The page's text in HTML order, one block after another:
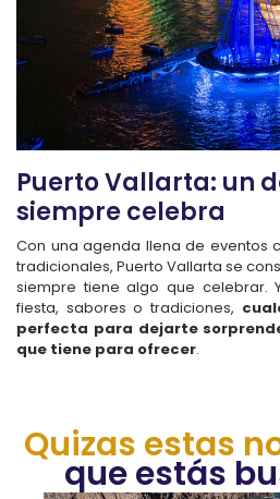
Puerto Vallarta: un
siempre celebra
Con una agenda llena de eventos
tradicionales, Puerto Vallarta se
siempre tiene algo que celebrar.
fiesta, sabores o tradiciones,
perfecta para dejarte
que tiene para ofrecer.
Quizas estas
que estás